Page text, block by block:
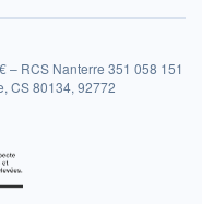
– RCS Nanterre 351 058 151
CS 80134, 92772